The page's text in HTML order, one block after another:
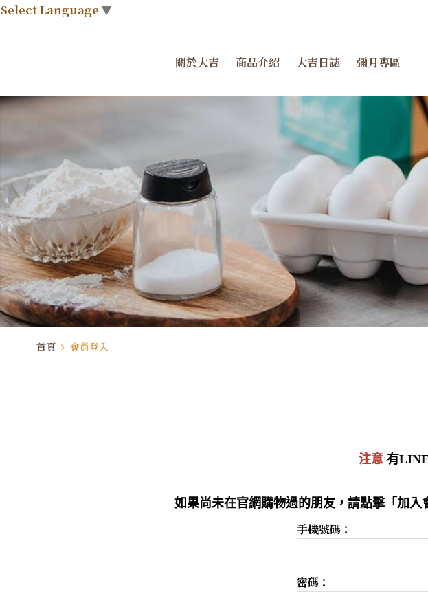
Select Language▼
關於大吉 商品介紹 大吉日誌 彌月專區
首頁 會員登入
注意有
如果尚未在官網購物過的朋友，請點擊「加
手機號碼：
密碼：